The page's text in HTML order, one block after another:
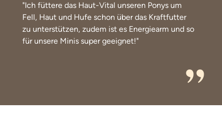
"Ich füttere das Haut-Vital unseren Ponys um
Fell, Haut und Hufe schon über das Kraftfutter
zu unterstützen, zudem ist es Energiearm und so
für unsere Minis super geeignet!"